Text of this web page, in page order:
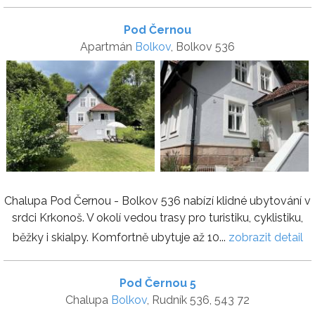
Pod Černou
Apartmán Bolkov , Bolkov 536
Chalupa Pod Černou - Bolkov 536 nabízí klidné ubytování v
srdci Krkonoš. V okolí vedou trasy pro turistiku, cyklistiku,
běžky i skialpy. Komfortně ubytuje až 10... zobrazit detail
Pod Černou 5
Chalupa Bolkov, Rudník 536, 543 72